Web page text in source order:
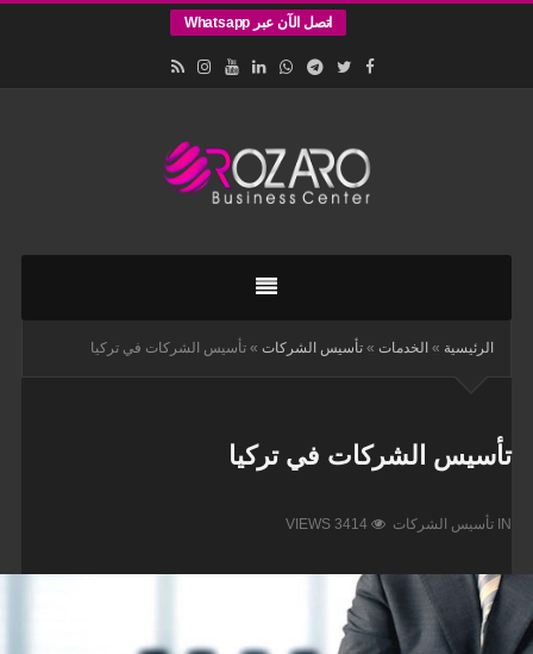
اتصل الآن عبر Whatsapp
وتأسيس
في
اسطنبول
الرئيسية » الخدمات » تأسيس الشركات » تأسيس الشركات في تركيا
تأسيس الشركات في تركيا
IN تأسيس الشركات